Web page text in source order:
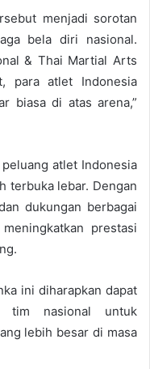
menjadi sorotan
bela diri nasional.
& Thai Martial Arts
para atlet Indonesia
biasa di atas arena,”
atlet Indonesia
terbuka lebar. Dengan
dukungan berbagai
prestasi
ini diharapkan dapat
tim nasional untuk
lebih besar di masa